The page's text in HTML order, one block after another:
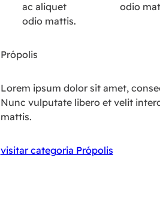
ac aliquet
odio mattis.
odio
Própolis
Lorem ipsum dolor sit amet,
Nunc vulputate libero et velit
mattis.
visitar categoria Própolis